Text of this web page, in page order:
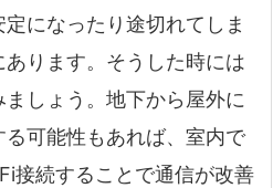
になったり途切れてしま
ります。そうした時には
しょう。地下から屋外に
可能性もあれば、室内で
接続することで通信が改善